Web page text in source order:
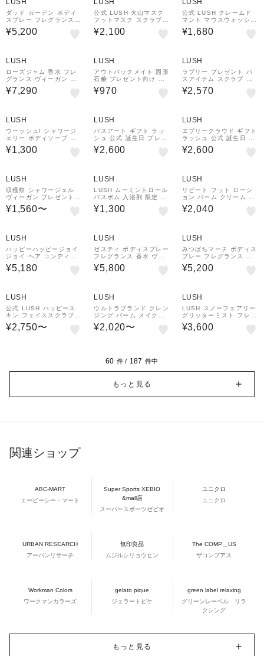
ュ
LUSH
ダッド ガーデン ボディ
スプレー フレグランス
香水 ヴィーガン プレゼ
ント シトラス 檸檬 ライ
¥5,200
LUSH
公式 LUSH 火山マスク
フットマスク スクラブ
かかとケア 角質ケア フ
ットケア マッサージ む
¥2,100
LUSH
公式 LUSH クレームド
マント マウスウォッシュ
タブレット型 デンタルケ
ア 携帯用 ミント 口臭対
¥1,680
LUSH
ローズジャム 香水 フレ
グランス ヴィーガン プ
レゼント向け ローズ ゼ
ラニウム レモン バラ フ
¥7,290
LUSH
アウトバックメイト 固形
石鹸 プレゼント向け プ
チギフト ペパーミント
ユーカリ レモングラス
¥970
LUSH
ラブリー プレゼント バ
スアイテム スクラブ 入
浴剤 ギフト
¥2,570
LUSH
ウーッシュ! シャワージ
ェリー ボディソープ 石
鹸 合成保存料不使用 プ
レゼント向け レモン グ
¥1,300
LUSH
バスアート ギフト ラッ
シュ 公式 誕生日 プレゼ
ント バスアイテム ヴィ
ーガン ボディケア 入浴
¥2,600
LUSH
エブリークラウド ギフト
ラッシュ 公式 誕生日 プ
レゼント バスアイテム
ヴィーガン ボディケア
遊ぶ
¥2,600
LUSH
収穫祭 シャワージェル
ヴィーガン プレゼント向
け 柑橘 シトラス オリー
ブオイル 保湿 いい匂い
¥1,560〜
LUSH
LUSH ムーミントロール
バスボム 入浴剤 限定 ベ
ルガモット サンダルウッ
ド ヴィーガン 自然派 コ
¥1,300
LUSH
リピート フット ローシ
ョン バーム クリーム ヴ
ィーガン 足裏 かかと つ
ま先 爪 乾燥 保湿 オレン
¥2,040
LUSH
ハッピーハッピージョイ
ジョイ ヘア コンディシ
ョナー トリートメント
ノンシリコン ヴィーガン
¥5,180
LUSH
ゼスティ ボディスプレー
フレグランス 香水 ヴィ
ーガン プレゼント ライ
ム ネロリ フランキンセ
¥5,800
LUSH
みつばちマーチ ボディス
プレー フレグランス 香
水 ヴィーガン プレゼン
ト向け はちみつ ベルガ
¥5,200
LUSH
公式 LUSH ハッピース
キン フェイススクラブ A
HA酵素 毛穴ケア 角質
くすみ ヴィーガン 保湿
¥2,750〜
LUSH
ウルトラブランド クレン
ジング バーム メイク落
とし クリーム スキンケ
ア プレゼント向け 毛穴
¥2,020〜
LUSH
LUSH スノーフェアリー
グリッターミスト フレグ
ランス パフューム ボデ
ィスプレー ボディケア
¥3,600
60 件 / 187 件中
もっと見る
関連ショップ
ABC-MART
エービーシー・マート
Super Sports XEBIO
&mall店
スーパースポーツゼビオ
ユニクロ
ユニクロ
URBAN RESEARCH
アーバンリサーチ
無印良品
ムジルシリョウヒン
The COMP＿US
ザコンプアス
Workman Colors
ワークマンカラーズ
gelato pique
ジェラートピケ
green label relaxing
グリーンレーベル リラ
クシング
もっと見る